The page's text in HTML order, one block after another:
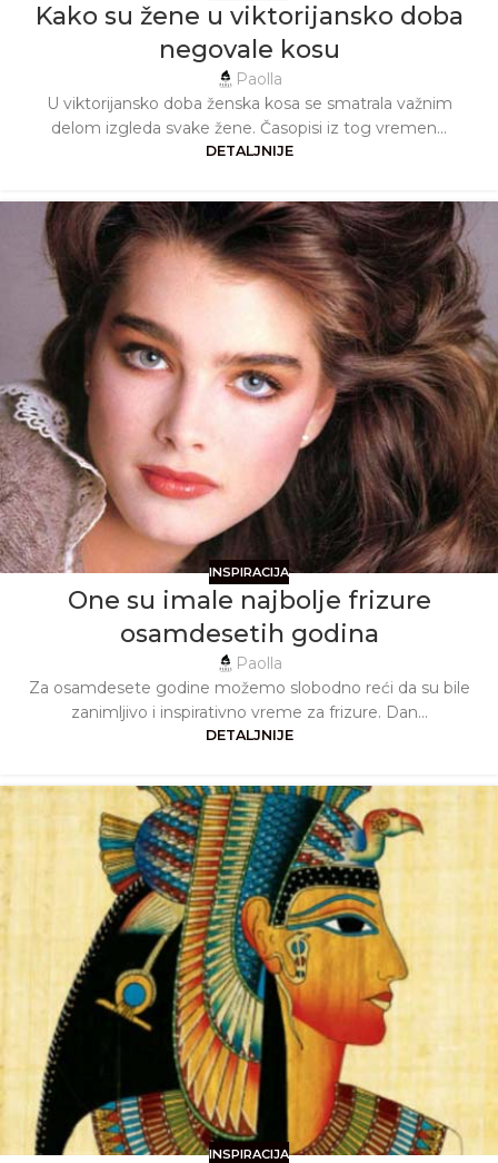
Kako su žene u viktorijansko doba
negovale kosu
Paolla
U viktorijansko doba ženska kosa se smatrala važnim
delom izgleda svake žene. Časopisi iz tog vremen...
DETALJNIJE
INSPIRACIJA
One su imale najbolje frizure
osamdesetih godina
Paolla
Za osamdesete godine možemo slobodno reći da su bile
zanimljivo i inspirativno vreme za frizure. Dan...
DETALJNIJE
INSPIRACIJA